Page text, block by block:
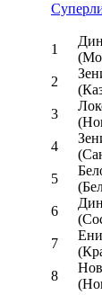
1
2
3
4
5
6
7
8